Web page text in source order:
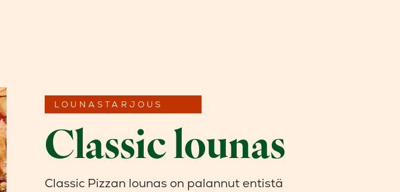
LOUNASTARJOUS
Classic lounas
Classic Pizzan lounas on palannut entistä